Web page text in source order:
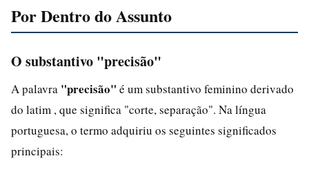
Por Dentro do Assunto
O substantivo "precisão"
A palavra "precisão" é um substantivo feminino derivado
do latim , que significa "corte, separação". Na língua
portuguesa, o termo adquiriu os seguintes significados
principais: